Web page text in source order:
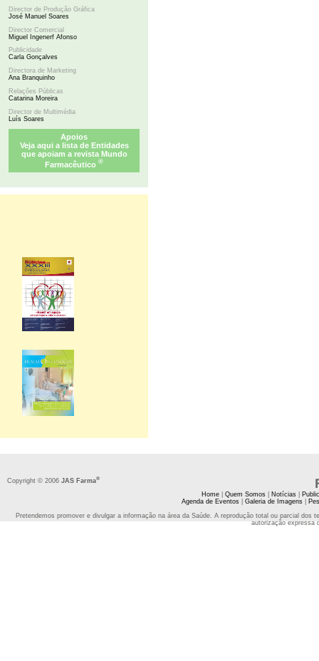
Director de Produção Gráfica
José Manuel Soares
Director Comercial
Miguel Ingenerf Afonso
Publicidade
Carla Gonçalves
Directora de Marketing
Ana Branquinho
Relações Públicas
Catarina Moreira
Director de Multimédia
Luís Soares
Apoios
Veja aqui a lista de Entidades
que apoiam a revista Mundo
Farmacêutico ®
Copyright © 2006 JAS Farma®
Home| Quem Somos| Notícias|
Agenda de Eventos| Galeria de Imagens|
Pretendemos promover e divulgar a informação na área da Saúde. A reprodução total ou parcial
autorização expressa